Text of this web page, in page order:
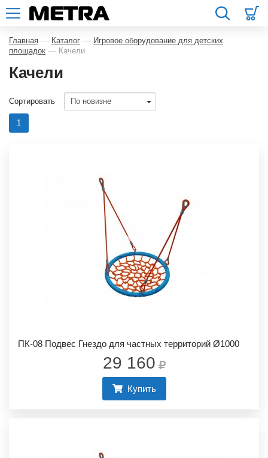
Главная — Каталог — Игровое оборудование для детских
площадок — Качели
Качели
1
Сортировать
ПК-08 Подвес Гнездо для частных территорий Ø1000
29 160
Купить